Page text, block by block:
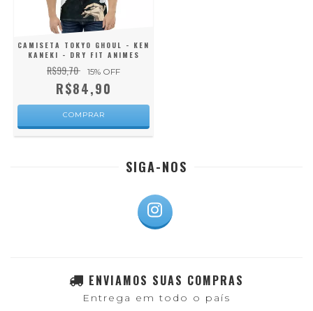
CAMISETA TOKYO GHOUL - KEN
KANEKI - DRY FIT ANIMES
R$99,70 15% OFF
R$84,90
COMPRAR
SIGA-NOS
ENVIAMOS SUAS COMPRAS
Entrega em todo o país